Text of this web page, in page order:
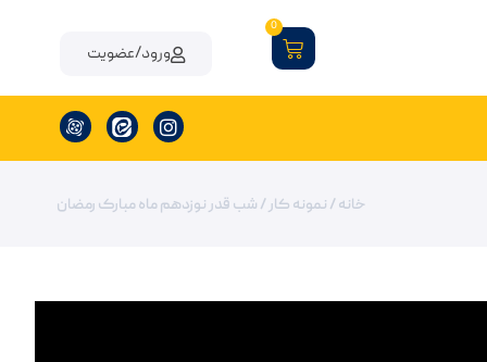
0
ورود/عضویت
خانه / نمونه کار/ شب قدر نوزدهم ماه مبارک رمضان